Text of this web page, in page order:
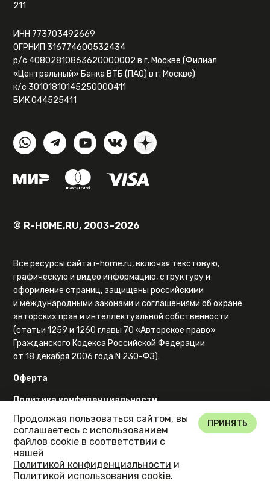
211
ИНН 773703492669
ОГРНИП 316774600532434
р/с 40802810863620000002 в г. Москве (Филиал
«Центральный» Банка ВТБ (ПАО) в г. Москве)
к/с 30101810145250000411
БИК 044525411
© R-HOME.RU, 2003–2026
Все ресурсы сайта r-home.ru, включая текстовую,
графическую и видео информацию, структуру и
оформление страниц, защищены российскими
и международными законами и соглашениями об охране
авторских прав и интеллектуальной собственности
(статьи 1259 и 1260 главы 70 «Авторское право»
Гражданского Кодекса Российской Федерации
от 18 декабря 2006 года N 230-ФЗ).
Оферта
Политика конфиденциальности
Карта сайта
Продолжая пользоваться сайтом, вы
соглашаетесь с использованием
файлов cookie в соответствии с
нашей
Политикой конфиденциальности и
Политикой использования cookie.
ПРИНЯТЬ